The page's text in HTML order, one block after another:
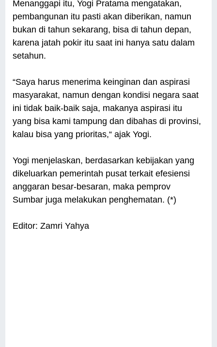
Menanggapi itu, Yogi Pratama mengatakan,
pembangunan itu pasti akan diberikan, namun
bukan di tahun sekarang, bisa di tahun depan,
karena jatah pokir itu saat ini hanya satu dalam
setahun.
“Saya harus menerima keinginan dan aspirasi
masyarakat, namun dengan kondisi negara saat
ini tidak baik-baik saja, makanya aspirasi itu
yang bisa kami tampung dan dibahas di provinsi,
kalau bisa yang prioritas,“ ajak Yogi.
Yogi menjelaskan, berdasarkan kebijakan yang
dikeluarkan pemerintah pusat terkait efesiensi
anggaran besar-besaran, maka pemprov
Sumbar juga melakukan penghematan. (*)
Editor: Zamri Yahya